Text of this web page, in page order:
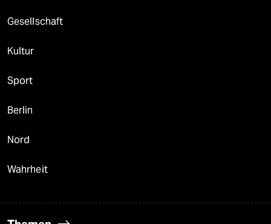
Gesellschaft
Kultur
Sport
Berlin
Nord
Wahrheit